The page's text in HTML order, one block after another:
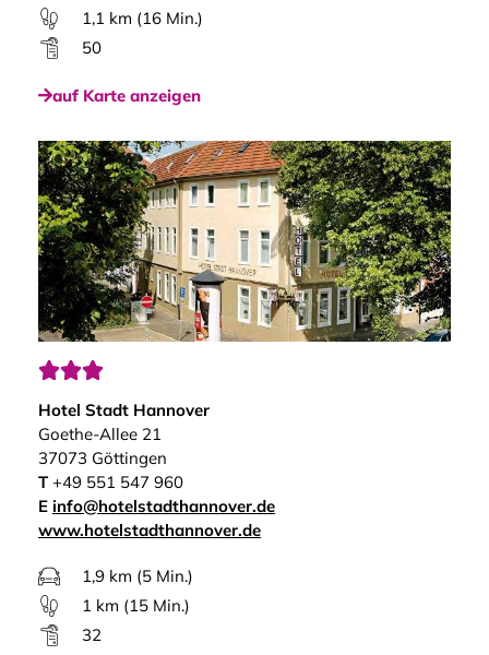
1,1 km (16 Min.)
50
auf Karte anzeigen

Hotel Stadt Hannover
Goethe-Allee 21
37073 Göttingen
T+49 551 547 960
E info@hotelstadthannover.de
www.hotelstadthannover.de
1,9 km (5 Min.)
1 km (15 Min.)
32